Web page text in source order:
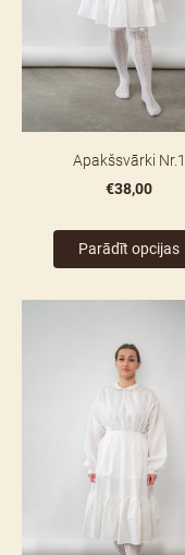
Apakšsvārki Nr.1
€38,00
Parādīt opcijas